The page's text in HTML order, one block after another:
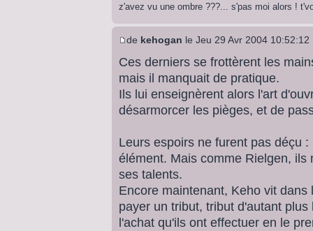
z'avez vu une ombre ???... s'pas moi alors !
de kehogan le Jeu 29 Avr 2004 10:52:12
Ces derniers se frottèrent les
mais il manquait de pratique.
Ils lui enseignèrent alors l'art
désarmorcer les pièges, et de
Leurs espoirs ne furent pas déçu
élément. Mais comme Rielgen,
ses talents.
Encore maintenant, Keho vit
payer un tribut, tribut d'autant
l'achat qu'ils ont effectuer en le